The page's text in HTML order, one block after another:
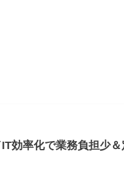
効率化で業務負担少